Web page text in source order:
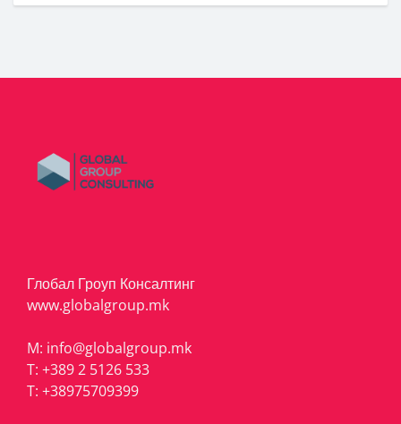
Глобал Гроуп Консалтинг
www.globalgroup.mk
M: info@globalgroup.mk
T: +389 2 5126 533
T: +38975709399